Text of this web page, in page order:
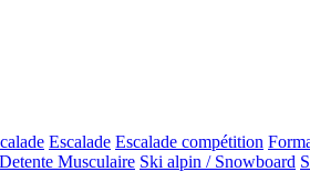
Escalade Escalade compétition
Musculaire Ski alpin / Snowboard